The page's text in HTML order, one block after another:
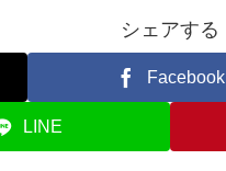
シェアする
Facebook
LINE